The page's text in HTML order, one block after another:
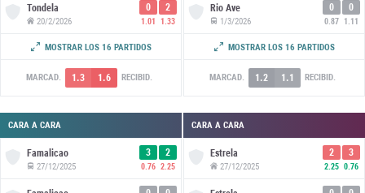
Tondela
20/2/2026
0
1.01
2
1.33
Santa Clara
MOSTRAR LOS 16 PARTIDOS
MARCAD. 1.3 1.6 RECIBID.
CARA A CARA
Famalicao
27/12/2025
3
0.76
2
2.25
Rio Ave
1/3/2026
0
0.87
0
1.11
Sporting
MOSTRAR LOS 16 PARTIDOS
MARCAD. 1.2 1.1 RECIBID.
CARA A CARA
Estrela
27/12/2025
2
2.25
3
0.76